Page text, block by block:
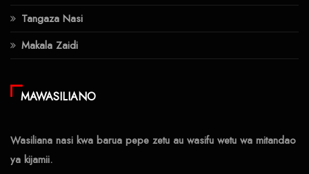
Tangaza Nasi
Makala Zaidi
MAWASILIANO
Wasiliana nasi kwa barua pepe zetu au wasifu wetu wa mitandao
ya kijamii.